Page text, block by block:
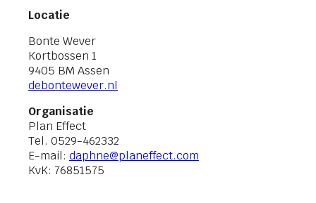
Locatie
Bonte Wever
Kortbossen 1
9405 BM Assen
debontewever.nl
Organisatie
Plan Effect
Tel. 0529-462332
E-mail: daphne@planeffect.com
KvK: 76851575